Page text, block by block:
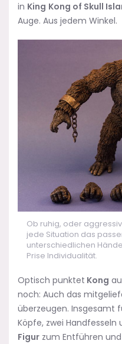
in King Kong of Skull
Auge. Aus jedem Winkel.
Ob ruhig, oder
jede Situation das
unterschiedlichen
Prise Individualität.
Optisch punktet Kong
noch: Auch das
überzeugen. Insgesamt
Köpfe, zwei Handfesseln
Figur zum Entführen